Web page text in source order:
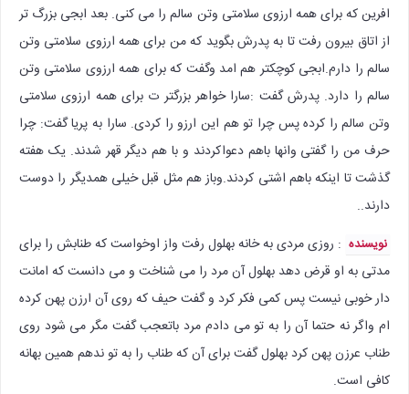
افرین که برای همه ارزوی سلامتی وتن سالم را می کنی. بعد ابجی بزرگ تر
از اتاق بیرون رفت تا به پدرش بگوید که من برای همه ارزوی سلامتی وتن
سالم را دارم.ابجی کوچکتر هم امد وگفت که برای همه ارزوی سلامتی وتن
سالم را دارد. پدرش گفت :سارا خواهر بزرگتر ت برای همه ارزوی سلامتی
وتن سالم را کرده پس چرا تو هم این ارزو را کردی. سارا به پریا گفت: چرا
حرف من را گفتی وانها باهم دعواکردند و با هم دیگر قهر شدند. یک هفته
گذشت تا اینکه باهم اشتی کردند.وباز هم مثل قبل خیلی همدیگر را دوست
دارند..
نویسنده : روزی مردی به خانه بهلول رفت واز اوخواست که طنابش را برای
مدتی به او قرض دهد بهلول آن مرد را می شناخت و می دانست که امانت
دار خوبی نیست پس کمی فکر کرد و گفت حیف که روی آن ارزن پهن کرده
ام واگر نه حتما آن را به تو می دادم مرد باتعجب گفت مگر می شود روی
طناب عرزن پهن کرد بهلول گفت برای آن که طناب را به تو ندهم همین بهانه
کافی است.